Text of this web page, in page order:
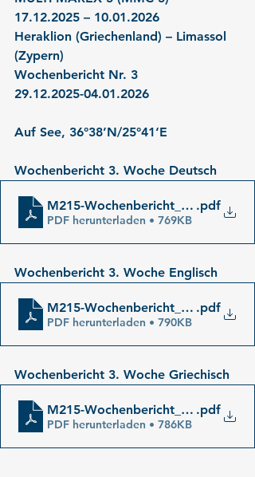
17.12.2025 – 10.01.2026
Heraklion (Griechenland) – Limassol
(Zypern)
Wochenbericht Nr. 3
29.12.2025-04.01.2026
Auf See, 36°38’N/25°41‘E
Wochenbericht 3. Woche Deutsch
M215-Wochenbericht_03_de
.pdf
PDF herunterladen • 769KB
Wochenbericht 3. Woche Englisch
M215-Wochenbericht_03_en
.pdf
PDF herunterladen • 790KB
Wochenbericht 3. Woche Griechisch
M215-Wochenbericht_03_gr
.pdf
PDF herunterladen • 786KB